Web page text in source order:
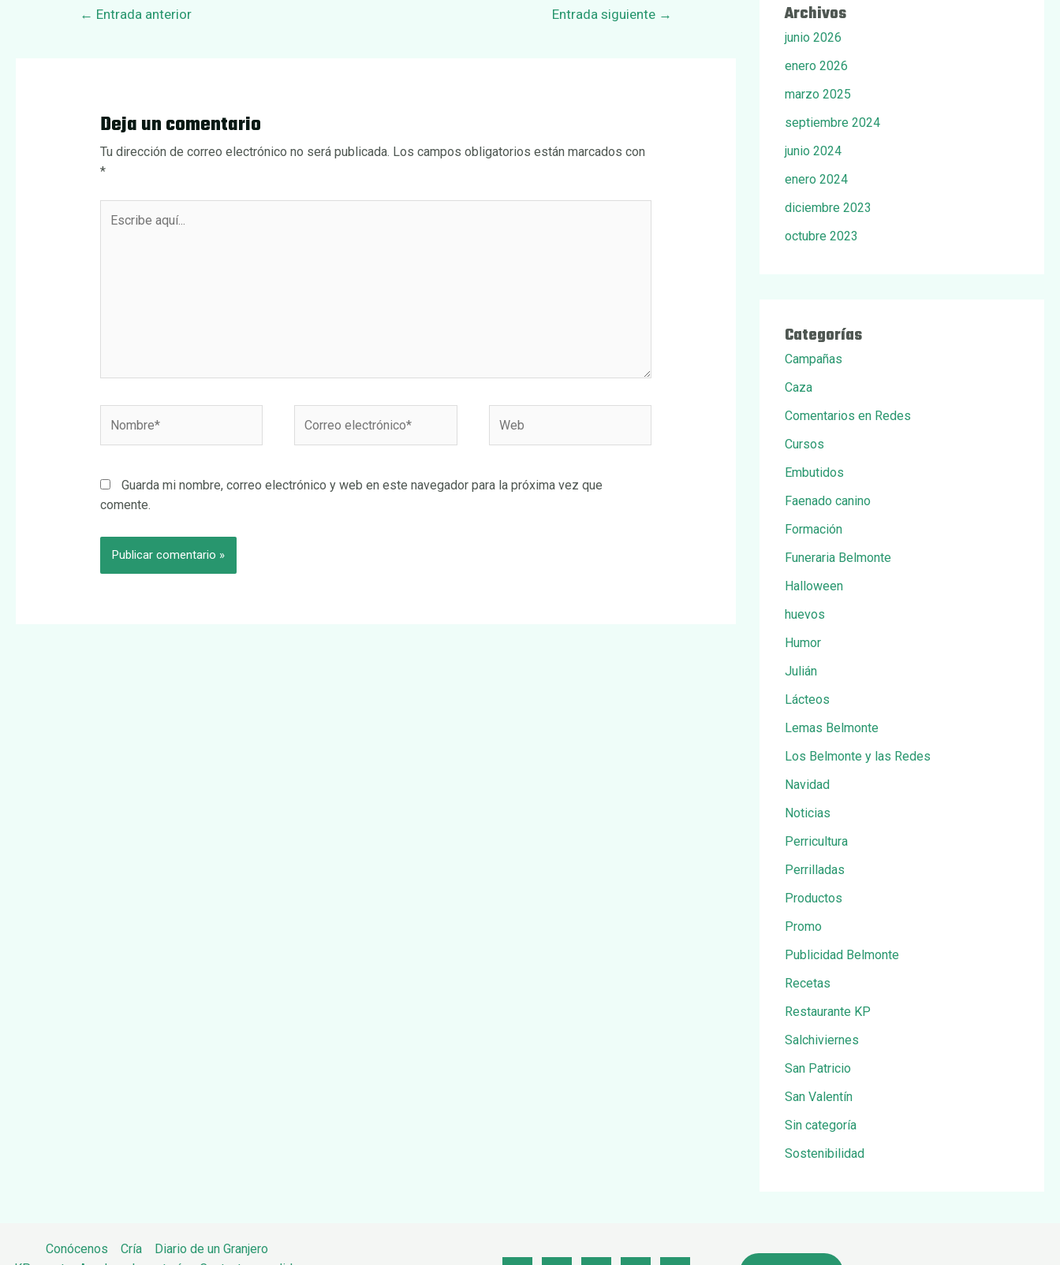
Navegación
← Entrada anterior Entrada siguiente →
Deja un comentario
Tu dirección de correo electrónico no será publicada. Los campos obligatorios están marcados con
*
aquí...
electrónico*
Guarda mi nombre, correo electrónico y web en este navegador para la próxima vez que
comente.
Archivos
junio 2026
enero 2026
marzo 2025
septiembre 2024
junio 2024
enero 2024
diciembre 2023
octubre 2023
Categorías
Campañas
Caza
Comentarios en Redes
Cursos
Embutidos
Faenado canino
Formación
Funeraria Belmonte
Halloween
huevos
Humor
Julián
Lácteos
Lemas Belmonte
Los Belmonte y las Redes
Navidad
Noticias
Perricultura
Perrilladas
Productos
Promo
Publicidad Belmonte
Recetas
Restaurante KP
Salchiviernes
San Patricio
San Valentín
Sin categoría
Sostenibilidad
Conócenos Cría
Diario de un Granjero